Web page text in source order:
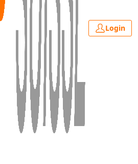
Login